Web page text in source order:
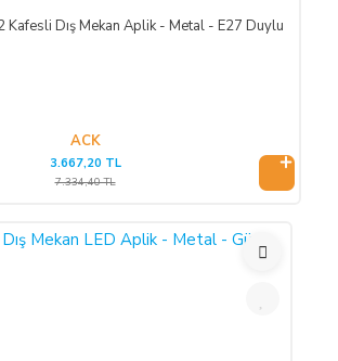
Dış Mekan Aplik - Metal - E27 Duylu
ACK
3.667,20 TL
7.334,40 TL